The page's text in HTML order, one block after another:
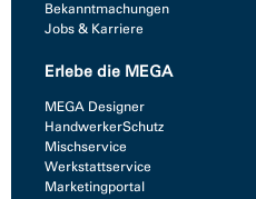
Bekanntmachungen
Jobs & Karriere
Erlebe die MEGA
MEGA Designer
HandwerkerSchutz
Mischservice
Werkstattservice
Marketingportal